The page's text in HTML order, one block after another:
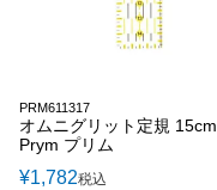
PRM611317
オムニグリット定規 15cm
Prym プリム
¥1,782税込